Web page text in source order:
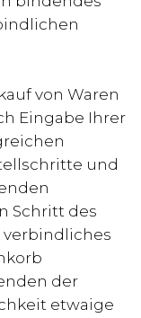
von Waren
Eingabe Ihrer
und
Schritt des
verbindliches
der
etwaige